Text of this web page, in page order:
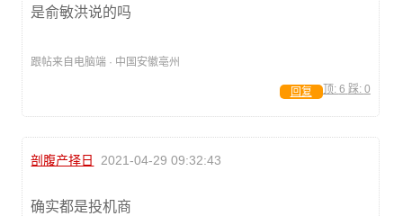
是俞敏洪说的吗
跟帖来自电脑端 · 中国安徽亳州
顶: 6 踩: 0
回复
剖腹产择日 2021-04-29 09:32:43
确实都是投机商